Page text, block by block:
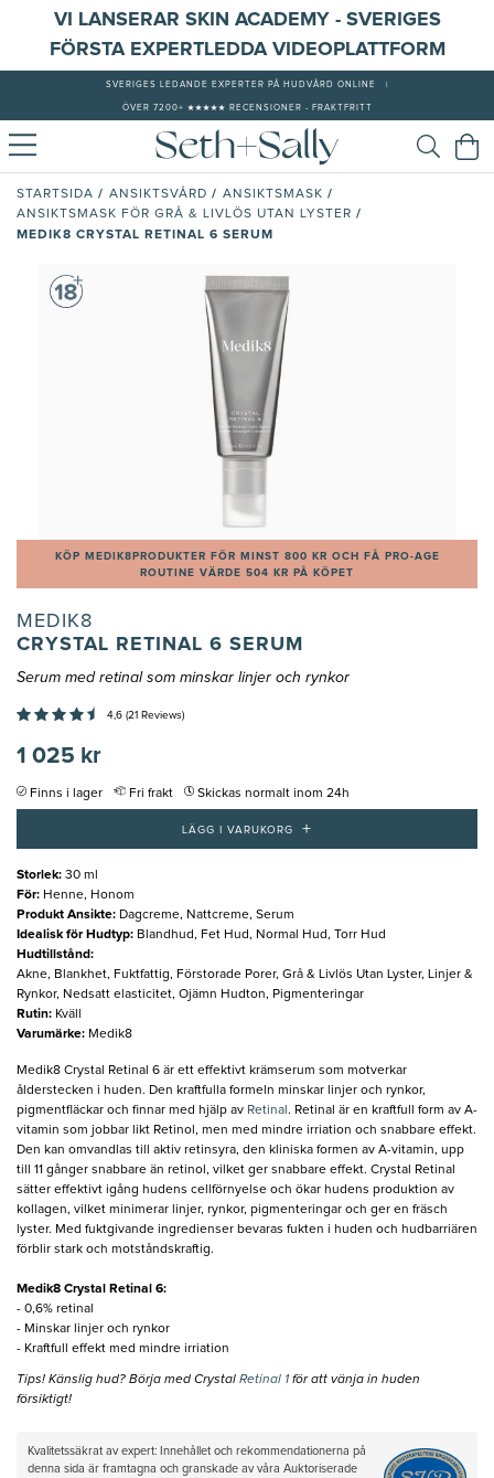
VI LANSERAR SKIN ACADEMY - SVERIGES
FÖRSTA EXPERTLEDDA VIDEOPLATTFORM
SVERIGES LEDANDE EXPERTER PÅ HUDVÅRD ONLINE
ÖVER 7200+ ★★★★★ RECENSIONER - FRAKTFRITT
STARTSIDA / ANSIKTSVÅRD / ANSIKTSMASK /
ANSIKTSMASK FÖR GRÅ & LIVLÖS UTAN LYSTER /
MEDIK8 CRYSTAL RETINAL 6 SERUM
KÖP MEDIK8PRODUKTER FÖR MINST 800 KR OCH FÅ PRO-AGE
ROUTINE VÄRDE 504 KR PÅ KÖPET
MEDIK8
CRYSTAL RETINAL 6 SERUM
Serum med retinal som minskar linjer och rynkor
4,6 (21 Reviews)
1 025 kr
Finns i lager Fri frakt Skickas normalt inom 24h
LÄGG I VARUKORG +
Storlek: 30 ml
För: Henne, Honom
Produkt Ansikte: Dagcreme, Nattcreme, Serum
Idealisk för Hudtyp: Blandhud, Fet Hud, Normal Hud, Torr Hud
Hudtillstånd:
Akne, Blankhet, Fuktfattig, Förstorade Porer, Grå & Livlös Utan Lyster, Linjer &
Rynkor, Nedsatt elasticitet, Ojämn Hudton, Pigmenteringar
Rutin: Kväll
Varumärke: Medik8
Medik8 Crystal Retinal 6 är ett effektivt krämserum som motverkar
ålderstecken i huden. Den kraftfulla formeln minskar linjer och rynkor,
pigmentfläckar och finnar med hjälp av Retinal . Retinal är en kraftfull form av A-
vitamin som jobbar likt Retinol, men med mindre irriation och snabbare effekt.
Den kan omvandlas till aktiv retinsyra, den kliniska formen av A-vitamin, upp
till 11 gånger snabbare än retinol, vilket ger snabbare effekt. Crystal Retinal
sätter effektivt igång hudens cellförnyelse och ökar hudens produktion av
kollagen, vilket minimerar linjer, rynkor, pigmenteringar och ger en fräsch
lyster. Med fuktgivande ingredienser bevaras fukten i huden och hudbarriären
förblir stark och motståndskraftig.
Medik8 Crystal Retinal 6:
- 0,6% retinal
- Minskar linjer och rynkor
- Kraftfull effekt med mindre irriation
Tips! Känslig hud? Börja med Crystal Retinal 1för att vänja in huden
försiktigt!
Kvalitetssäkrat av expert: Innehållet och rekommendationerna på
denna sida är framtagna och granskade av våra Auktoriserade